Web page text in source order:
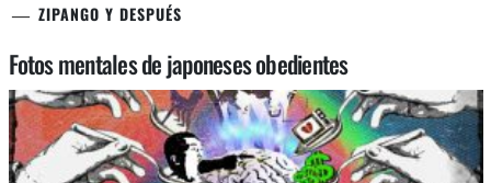
ZIPANGO Y DESPUÉS
Fotos mentales de japoneses obedientes